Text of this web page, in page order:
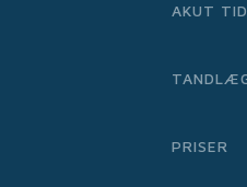
AKUT TID
PRISER